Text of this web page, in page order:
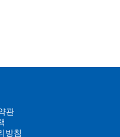
관
방침